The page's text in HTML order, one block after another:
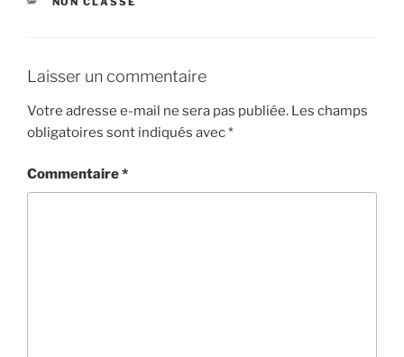
Laisser un commentaire
Votre adresse e-mail ne sera pas publiée. Les champs
obligatoires sont indiqués avec*
Commentaire*